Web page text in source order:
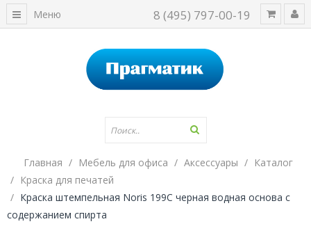
8 (495) 797-00-19
Меню
Главная Мебель для офиса Аксессуары
Каталог
Краска для печатей
Краска штемпельная Noris 199C черная водная основа с
содержанием спирта